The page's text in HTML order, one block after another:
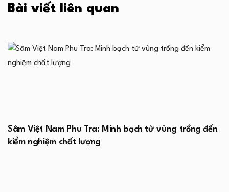
Bài viết liên quan
Sâm Việt Nam Phu Tra: Minh bạch từ vùng trồng đến
kiểm nghiệm chất lượng